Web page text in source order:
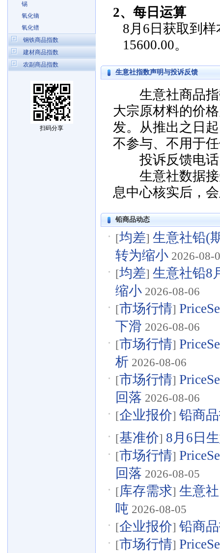
锡
氧化镝
氧化镨
钢铁商品指数
建材商品指数
农副商品指数
扫码分享
2、每日运算
8月6日获取到
15600.00。
生意社指数声明与投诉反馈
生意社商品指
大宗原材料的价
发。从推出之日
不参与、不用于
投诉反馈电话
生意社数据接
息中心核实后，
铅商品动态
[均差] 生意社铅(
转为缩小 2026-08-
[均差] 生意社铅8
缩小 2026-08-06
[市场行情]
下滑 2026-08-06
[市场行情]
析 2026-08-06
[市场行情]
回落 2026-08-06
[企业报价] 铅商
[基准价] 8月6日
[市场行情]
回落 2026-08-05
[库存需求] 生意
吨 2026-08-05
[企业报价] 铅商
[市场行情]